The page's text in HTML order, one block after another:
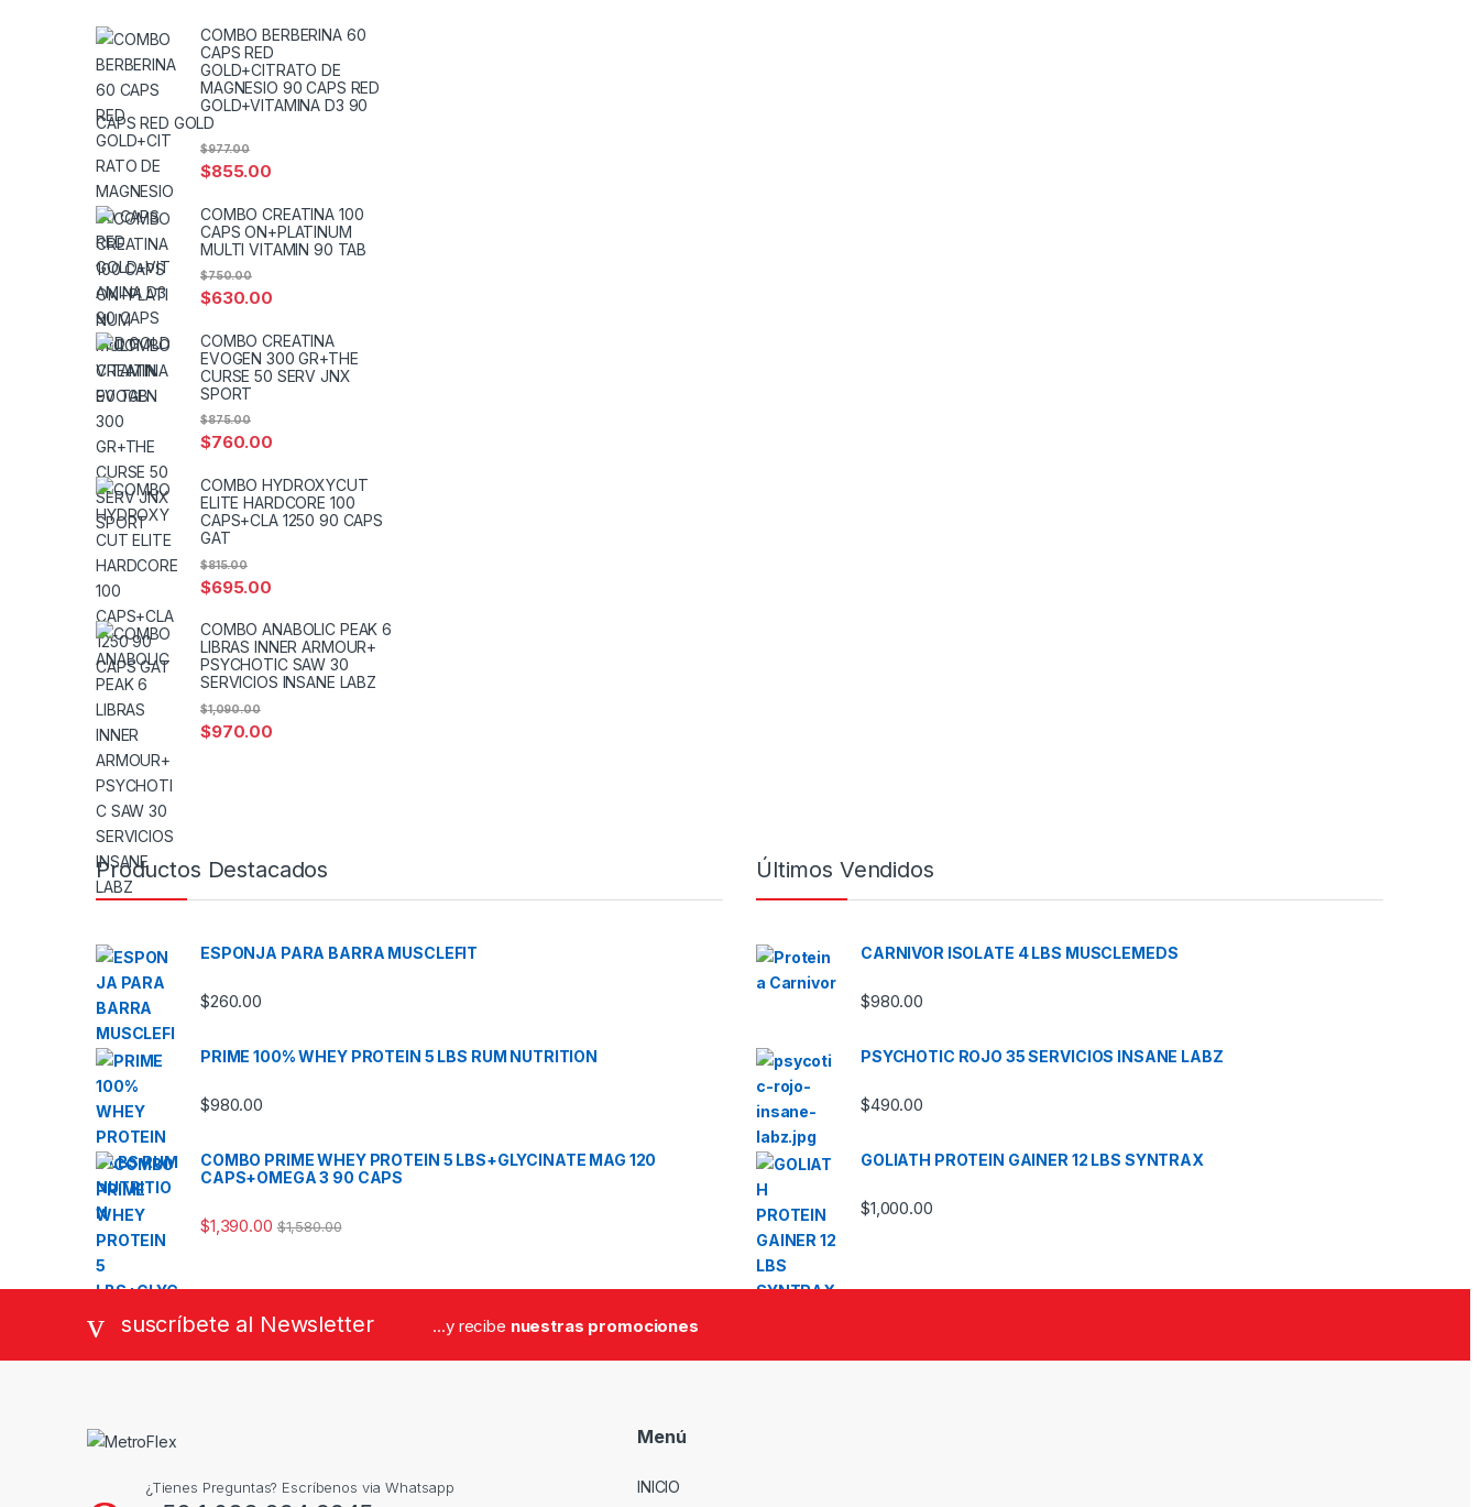
COMBO BERBERINA 60
CAPS RED
GOLD+CITRATO DE
MAGNESIO 90 CAPS RED
GOLD+VITAMINA D3 90
CAPS RED GOLD
$855.00
$977.00
COMBO CREATINA 100
CAPS ON+PLATINUM
MULTI VITAMIN 90 TAB
$630.00
$750.00
COMBO CREATINA
EVOGEN 300 GR+THE
CURSE 50 SERV JNX
SPORT
$760.00
$875.00
COMBO HYDROXYCUT
ELITE HARDCORE 100
CAPS+CLA 1250 90 CAPS
GAT
$695.00
$815.00
COMBO ANABOLIC PEAK 6
LIBRAS INNER ARMOUR+
PSYCHOTIC SAW 30
SERVICIOS INSANE LABZ
$970.00
$1,090.00
Productos Destacados
ESPONJA PARA BARRA MUSCLEFIT
$260.00
PRIME 100% WHEY PROTEIN 5 LBS RUM NUTRITION
$980.00
COMBO PRIME WHEY PROTEIN 5 LBS+GLYCINATE MAG 120
CAPS+OMEGA 3 90 CAPS
$1,390.00 $1,580.00
Últimos Vendidos
CARNIVOR ISOLATE 4 LBS MUSCLEMEDS
$980.00
PSYCHOTIC ROJO 35 SERVICIOS INSANE LABZ
$490.00
GOLIATH PROTEIN GAINER 12 LBS SYNTRAX
$1,000.00
suscríbete al Newsletter ...y recibe nuestras promociones
¿Tienes Preguntas? Escríbenos via Whatsapp
Menú
INICIO